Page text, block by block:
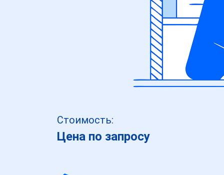
Стоимость:
Цена по запросу